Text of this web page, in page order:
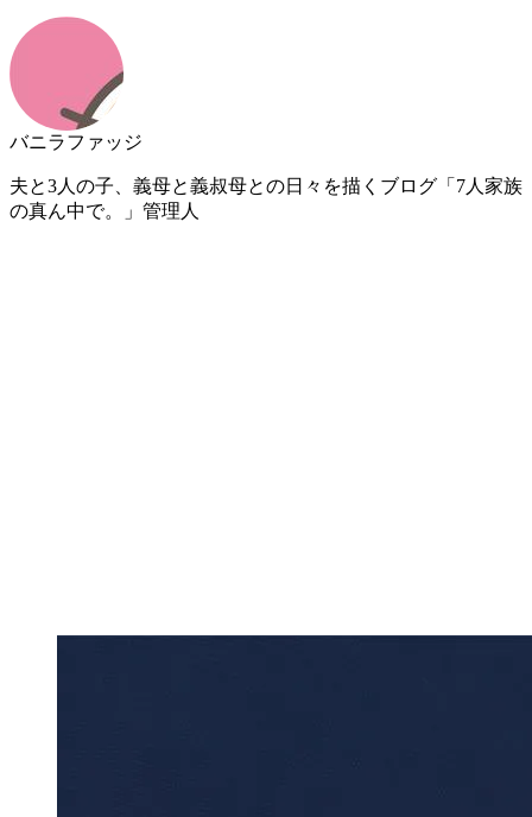
バニラファッジ
夫と3人の子、義母と義叔母との日々を描くブログ「7人家族
の真ん中で。」管理人